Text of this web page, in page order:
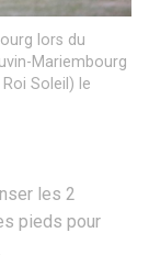
lors du
Mariembourg
Soleil) le
les 2
pieds pour